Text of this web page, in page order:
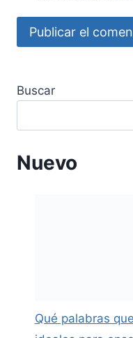
Buscar
Nuevo
Qué palabras